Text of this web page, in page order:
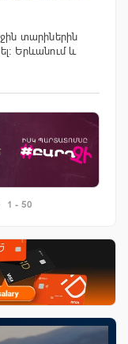
տարիներին
Երևանում և
1 - 50